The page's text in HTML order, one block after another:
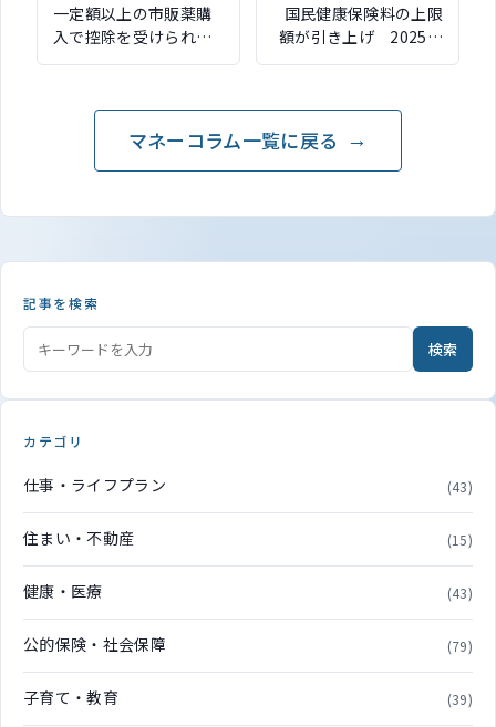
一定額以上の市販薬購
入で控除を受けられる
セルフメディケーショ
国民健康保険料の上限
額が引き上げ 2025年
度から92万円に
マネーコラム一覧に戻る
記事を検索
検索
カテゴリ
仕事・ライフプラン (43)
住まい・不動産 (15)
健康・医療 (43)
公的保険・社会保障 (79)
子育て・教育 (39)